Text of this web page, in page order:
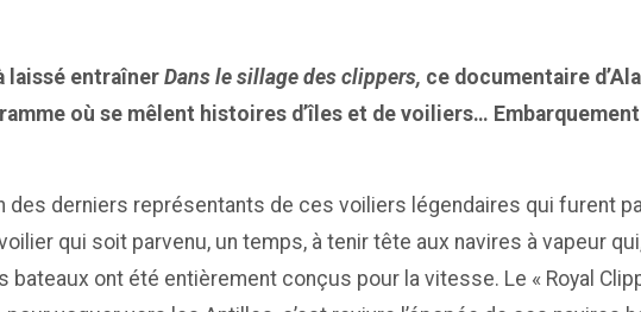
laissé entraîner Dans le sillage des clippers, ce documentaire
où se mêlent histoires d’îles et de voiliers…
des derniers représentants de ces voiliers légendaires qui furent
qui soit parvenu, un temps, à tenir tête aux navires à vapeur
bateaux ont été entièrement conçus pour la vitesse. Le « Royal